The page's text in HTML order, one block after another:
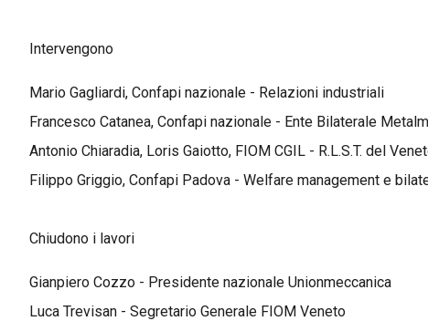
Intervengono
Mario Gagliardi, Confapi nazionale - Relazioni industriali
Francesco Catanea, Confapi nazionale - Ente Bilaterale
Antonio Chiaradia, Loris Gaiotto, FIOM CGIL - R.L.S.T. del
Filippo Griggio, Confapi Padova - Welfare management e
Chiudono i lavori
Gianpiero Cozzo - Presidente nazionale Unionmeccanica
Luca Trevisan - Segretario Generale FIOM Veneto